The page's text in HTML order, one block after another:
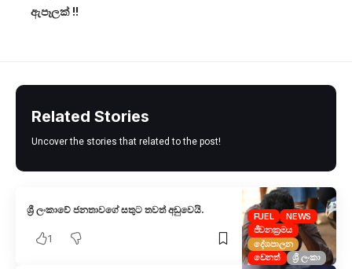
ඇපෑලක් !!
Related Stories
Uncover the stories that related to the post!
FUEL
NEWS
ජීවනක්‍රමය
දේශපාලන
වෙනත්
ශ්‍රී ලංකා
ශ්‍රී ලංකාවේ ජනතාවගේ සතුට තවත් අඩුවෙයි.
1